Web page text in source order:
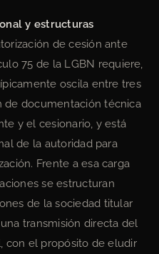
y estructuras
de cesión ante
75 de la LGBN requiere,
oscila entre tres
de documentación técnica
y el cesionario, y está
de la autoridad para
Frente a esa carga
se estructuran
de la sociedad titular
transmisión directa del
con el propósito de eludir